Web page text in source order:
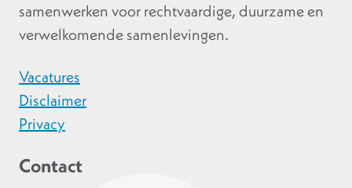
samenwerken voor rechtvaardige, duurzame en
verwelkomende samenlevingen.
Vacatures
Disclaimer
Privacy
Contact